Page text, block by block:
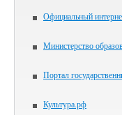
Официальный
Министерство
Портал
Культура.рф